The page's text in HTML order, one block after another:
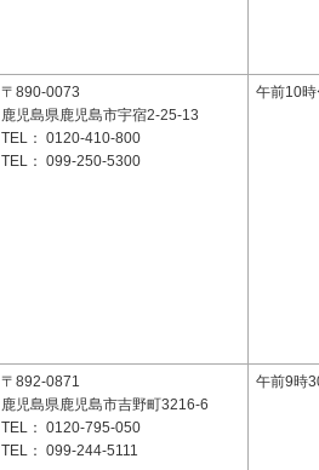
〒890-0073
鹿児島県鹿児島市宇宿2-25-13
TEL： 0120-410-800
TEL： 099-250-5300
午前10
〒892-0871
鹿児島県鹿児島市吉野町3216-6
TEL： 0120-795-050
TEL： 099-244-5111
午前9時